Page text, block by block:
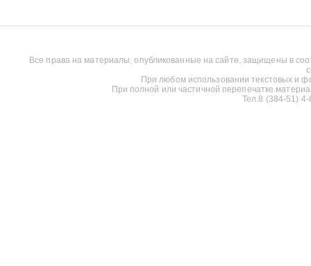
Все права на материалы, опубликованные на сайте, защищены в
При любом использовании текстовых и
При полной или частичной перепечатке
Тел.8 (384-51)